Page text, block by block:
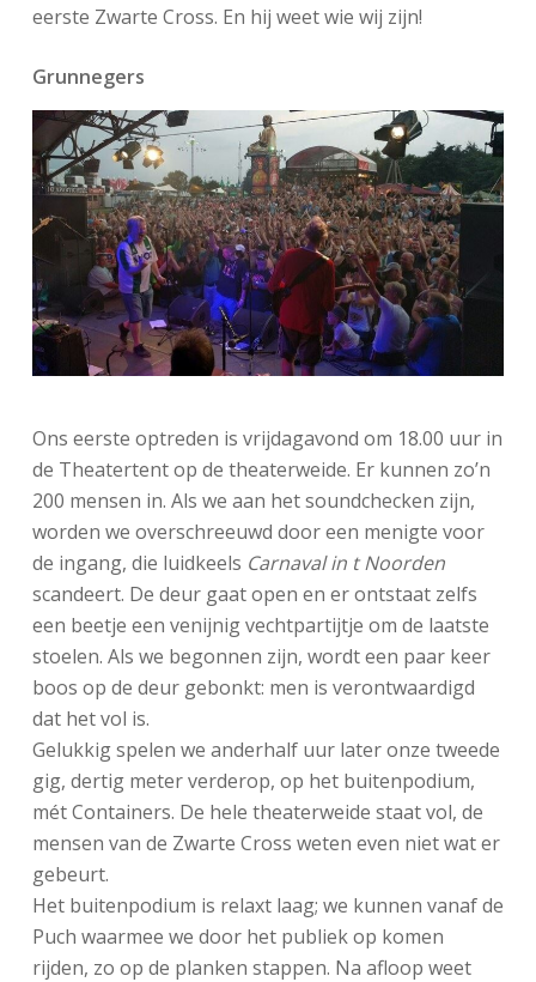
eerste Zwarte Cross. En hij weet wie wij zijn!
Grunnegers
Ons eerste optreden is vrijdagavond om 18.00 uur in
de Theatertent op de theaterweide. Er kunnen zo’n
200 mensen in. Als we aan het soundchecken zijn,
worden we overschreeuwd door een menigte voor
de ingang, die luidkeels Carnaval in t Noorden
scandeert. De deur gaat open en er ontstaat zelfs
een beetje een venijnig vechtpartijtje om de laatste
stoelen. Als we begonnen zijn, wordt een paar keer
boos op de deur gebonkt: men is verontwaardigd
dat het vol is.
Gelukkig spelen we anderhalf uur later onze tweede
gig, dertig meter verderop, op het buitenpodium,
mét Containers. De hele theaterweide staat vol, de
mensen van de Zwarte Cross weten even niet wat er
gebeurt.
Het buitenpodium is relaxt laag; we kunnen vanaf de
Puch waarmee we door het publiek op komen
rijden, zo op de planken stappen. Na afloop weet